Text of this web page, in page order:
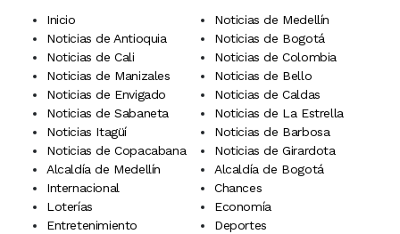
Inicio
Noticias de Medellín
Noticias de Antioquia
Noticias de Bogotá
Noticias de Cali
Noticias de Colombia
Noticias de Manizales
Noticias de Bello
Noticias de Envigado
Noticias de Caldas
Noticias de Sabaneta
Noticias de La Estrella
Noticias Itagüí
Noticias de Barbosa
Noticias de Copacabana
Noticias de Girardota
Alcaldía de Medellín
Alcaldía de Bogotá
Internacional
Chances
Loterías
Economía
Entretenimiento
Deportes